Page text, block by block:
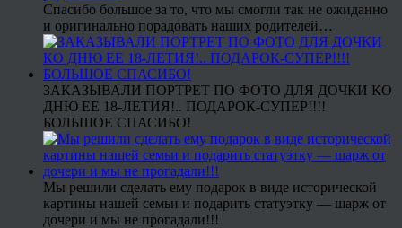
Спасибо большое за то, что мы смогли так не ожиданно
и оригинально порадовать наших родителей…
ЗАКАЗЫВАЛИ ПОРТРЕТ ПО ФОТО ДЛЯ ДОЧКИ КО
ДНЮ ЕЕ 18-ЛЕТИЯ!.. ПОДАРОК-СУПЕР!!!!
БОЛЬШОЕ СПАСИБО!
Мы решили сделать ему подарок в виде исторической
картины нашей семьи и подарить статуэтку — шарж от
дочери и мы не прогадали!!!